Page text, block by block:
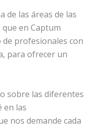
de las áreas de las
en Captum
profesionales con
para ofrecer un
sobre las diferentes
en las
nos demande cada